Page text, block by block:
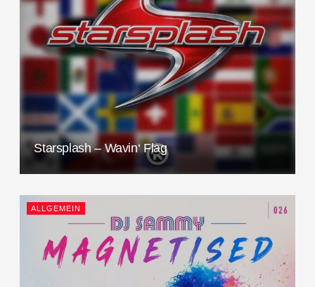
Starsplash – Wavin‘ Flag
ALLGEMEIN